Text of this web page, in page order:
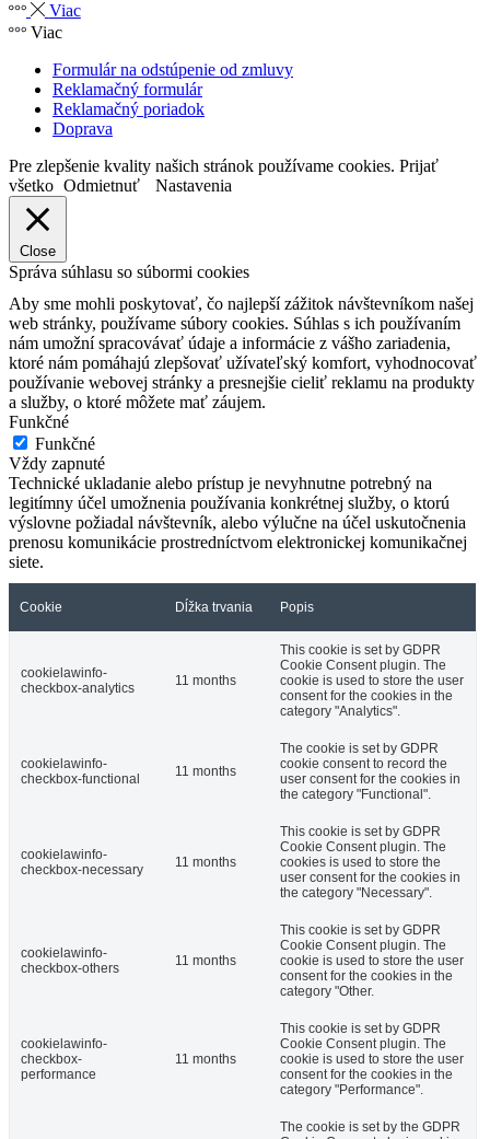
Viac
Viac
Formulár na odstúpenie od zmluvy
Reklamačný formulár
Reklamačný poriadok
Doprava
Pre zlepšenie kvality našich stránok používame cookies. Prijať
všetko Odmietnuť Nastavenia
Close
Správa súhlasu so súbormi cookies
Aby sme mohli poskytovať, čo najlepší zážitok návštevníkom našej
web stránky, používame súbory cookies. Súhlas s ich používaním
nám umožní spracovávať údaje a informácie z vášho zariadenia,
ktoré nám pomáhajú zlepšovať užívateľský komfort, vyhodnocovať
používanie webovej stránky a presnejšie cieliť reklamu na produkty
a služby, o ktoré môžete mať záujem.
Funkčné
Funkčné
Vždy zapnuté
Technické ukladanie alebo prístup je nevyhnutne potrebný na
legitímny účel umožnenia používania konkrétnej služby, o ktorú
výslovne požiadal návštevník, alebo výlučne na účel uskutočnenia
prenosu komunikácie prostredníctvom elektronickej komunikačnej
siete.
Cookie Dĺžka trvania Popis
cookielawinfo-
checkbox-analytics
11 months
This cookie is set by GDPR
Cookie Consent plugin. The
cookie is used to store the user
consent for the cookies in the
category "Analytics".
cookielawinfo-
checkbox-functional
11 months
The cookie is set by GDPR
cookie consent to record the
user consent for the cookies in
the category "Functional".
cookielawinfo-
checkbox-necessary
11 months
This cookie is set by GDPR
Cookie Consent plugin. The
cookies is used to store the
user consent for the cookies in
the category "Necessary".
cookielawinfo-
checkbox-others
11 months
This cookie is set by GDPR
Cookie Consent plugin. The
cookie is used to store the user
consent for the cookies in the
category "Other.
cookielawinfo-
checkbox-
performance
11 months
This cookie is set by GDPR
Cookie Consent plugin. The
cookie is used to store the user
consent for the cookies in the
category "Performance".
The cookie is set by the GDPR